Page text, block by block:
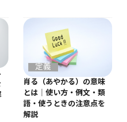
定義
肖る（あやかる）の意味
とは｜使い方・例文・類
語・使うときの注意点を
解説